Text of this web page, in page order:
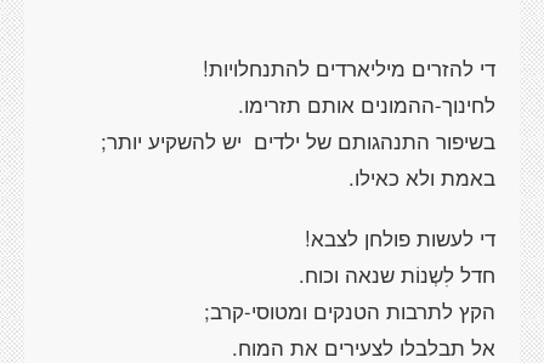
די להזרים מיליארדים להתנחלויות!
לחינוך-ההמונים אותם תזרימו.
בשיפור התנהגותם של ילדים יש להשקיע יותר;
באמת ולא כאילו.
די לעשות פולחן לצבא!
חדל לִשְנוֹת שנאה וכוח.
הקץ לתרבות הטנקים ומטוסי-קרב;
אל תבלבלו לצעירים את המוח.